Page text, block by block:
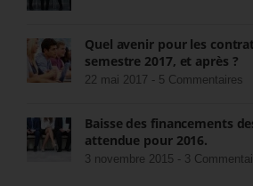
Quel avenir pour les
semestre 2017, et après ?
22 mai 2017 - 5 Commentaires
Baisse des financements
attendue pour 2016.
3 novembre 2015 - 3